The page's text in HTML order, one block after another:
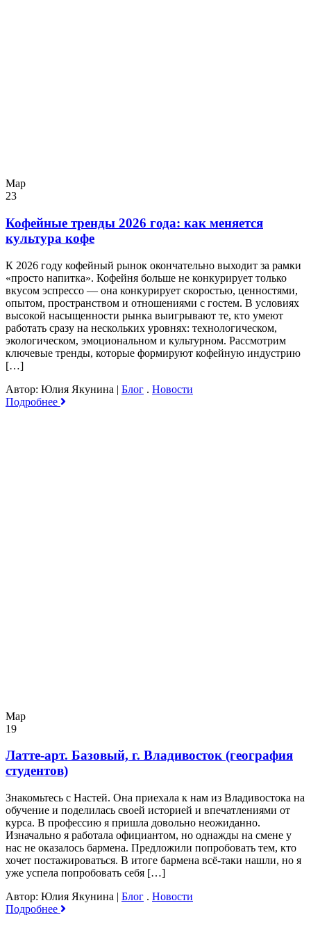
Мар
23
Кофейные тренды 2026 года: как меняется
культура кофе
К 2026 году кофейный рынок окончательно выходит за рамки
«просто напитка». Кофейня больше не конкурирует только
вкусом эспрессо — она конкурирует скоростью, ценностями,
опытом, пространством и отношениями с гостем. В условиях
высокой насыщенности рынка выигрывают те, кто умеют
работать сразу на нескольких уровнях: технологическом,
экологическом, эмоциональном и культурном. Рассмотрим
ключевые тренды, которые формируют кофейную индустрию
[…]
Автор: Юлия Якунина | Блог . Новости
Подробнее
Мар
19
Латте-арт. Базовый, г. Владивосток (география
студентов)
Знакомьтесь с Настей. Она приехала к нам из Владивостока на
обучение и поделилась своей историей и впечатлениями от
курса. В профессию я пришла довольно неожиданно.
Изначально я работала официантом, но однажды на смене у
нас не оказалось бармена. Предложили попробовать тем, кто
хочет постажироваться. В итоге бармена всё-таки нашли, но я
уже успела попробовать себя […]
Автор: Юлия Якунина | Блог . Новости
Подробнее